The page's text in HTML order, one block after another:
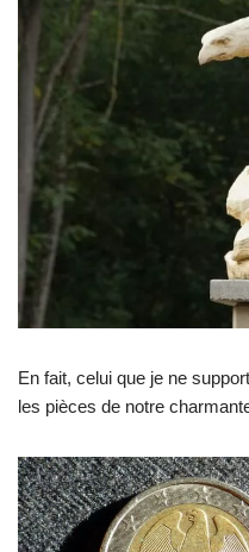
En fait, celui que je ne
les pièces de notre